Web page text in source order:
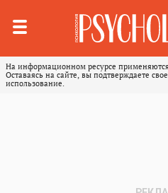
На информационном ресурсе
Оставаясь на сайте, вы подтверждаете свое
использование.